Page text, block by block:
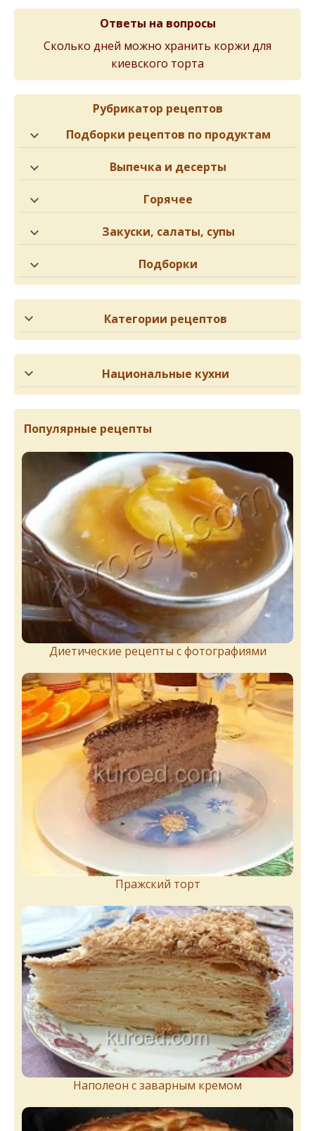
Ответы на вопросы
Сколько дней можно хранить коржи для
киевского торта
Рубрикатор рецептов
Подборки рецептов по продуктам
Выпечка и десерты
Горячее
Закуски, салаты, супы
Подборки
Категории рецептов
Национальные кухни
Популярные рецепты
Диетические рецепты с фотографиями
Пражский торт
Наполеон с заварным кремом